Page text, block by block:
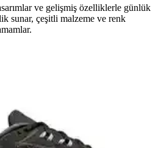
ve gelişmiş özelliklerle günlük
sunar, çeşitli malzeme ve renk